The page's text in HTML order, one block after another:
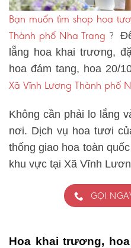
Bạn muốn tìm shop hoa
Thành phố Nha Trang ?
lẵng hoa khai trương,
hoa đám tang, hoa 20/
Xã Vĩnh Lương Thành phố
Không cần phải lo lắng
nơi. Dịch vụ hoa tươi
thống giao hoa toàn
khu vực tại Xã Vĩnh
GỌI
Hoa khai trương,